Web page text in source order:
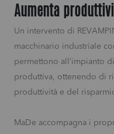
Aumenta
Un intervento di
macchinario industriale
permettono all’impianto
produttiva, ottenendo di
produttività e del
MaDe accompagna i